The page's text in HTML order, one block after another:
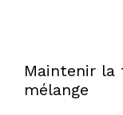
Maintenir la
mélange